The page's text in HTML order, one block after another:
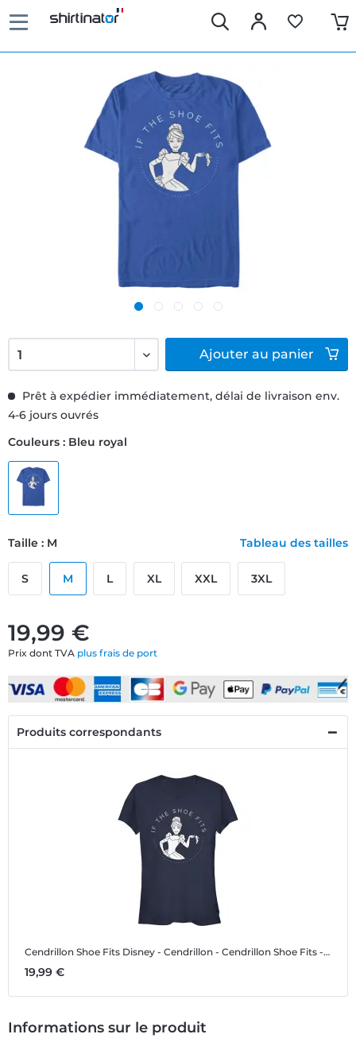
19,99 €
Prix dont TVA plus frais de port
Prêt à expédier immédiatement, délai de livraison env.
4-6 jours ouvrés
Couleurs : Bleu royal
Taille : M Tableau des tailles
S M L XL XXL 3XL
Ajouter au panier
Produits correspondants
Cendrillon Shoe Fits Disney - Cendrillon - Cendrillon Shoe Fits - Femme T-shirt
19,99 €
Informations sur le produit